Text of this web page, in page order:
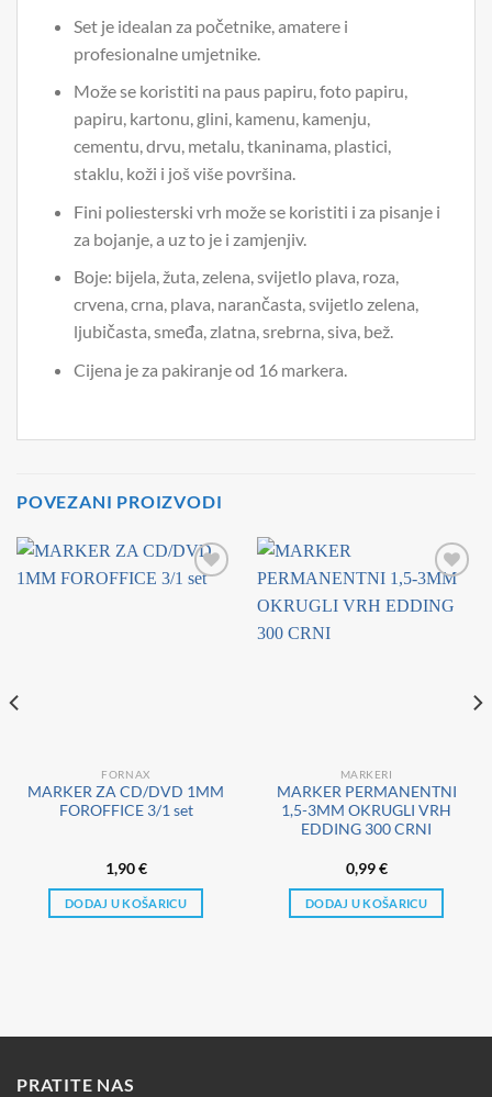
Set je idealan za početnike, amatere i
profesionalne umjetnike.
Može se koristiti na paus papiru, foto papiru,
papiru, kartonu, glini, kamenu, kamenju,
cementu, drvu, metalu, tkaninama, plastici,
staklu, koži i još više površina.
Fini poliesterski vrh može se koristiti i za pisanje i
za bojanje, a uz to je i zamjenjiv.
Boje: bijela, žuta, zelena, svijetlo plava, roza,
crvena, crna, plava, narančasta, svijetlo zelena,
ljubičasta, smeđa, zlatna, srebrna, siva, bež.
Cijena je za pakiranje od 16 markera.
POVEZANI PROIZVODI
FORNAX
MARKER ZA CD/DVD 1MM
FOROFFICE 3/1 set
1,90€
DODAJ U KOŠARICU
MARKERI
MARKER PERMANENTNI
1,5-3MM OKRUGLI VRH
EDDING 300 CRNI
0,99€
DODAJ U KOŠARICU
PRATITE NAS